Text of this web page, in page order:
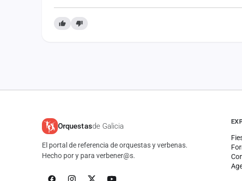
Orquestasde Galicia
El portal de referencia de orquestas y verbenas.
Hecho por y para verbener@s.